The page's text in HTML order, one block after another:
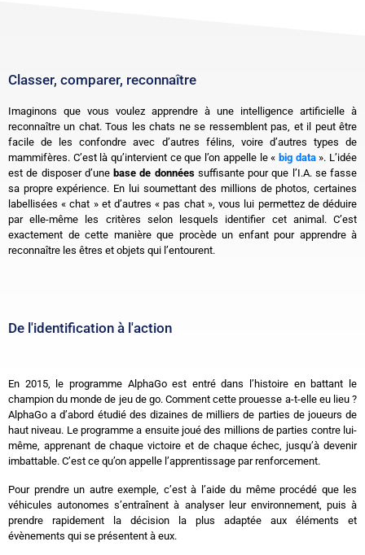
Classer, comparer, reconnaître
Imaginons que vous voulez apprendre à une intelligence artificielle à
reconnaître un chat. Tous les chats ne se ressemblent pas, et il peut être
facile de les confondre avec d’autres félins, voire d’autres types de
mammifères. C’est là qu’intervient ce que l’on appelle le « big data». L’idée
est de disposer d’une base de donnéessuffisante pour que l’I.A. se fasse
sa propre expérience. En lui soumettant des millions de photos, certaines
labellisées « chat » et d’autres « pas chat », vous lui permettez de déduire
par elle-même les critères selon lesquels identifier cet animal. C’est
exactement de cette manière que procède un enfant pour apprendre à
reconnaître les êtres et objets qui l’entourent.
De l'identification à l'action
En 2015, le programme AlphaGo est entré dans l’histoire en battant le
champion du monde de jeu de go. Comment cette prouesse a-t-elle eu lieu ?
AlphaGo a d’abord étudié des dizaines de milliers de parties de joueurs de
haut niveau. Le programme a ensuite joué des millions de parties contre lui-
même, apprenant de chaque victoire et de chaque échec, jusqu’à devenir
imbattable. C’est ce qu’on appelle l’apprentissage par renforcement.
Pour prendre un autre exemple, c’est à l’aide du même procédé que les
véhicules autonomes s’entraînent à analyser leur environnement, puis à
prendre rapidement la décision la plus adaptée aux éléments et
évènements qui se présentent à eux.